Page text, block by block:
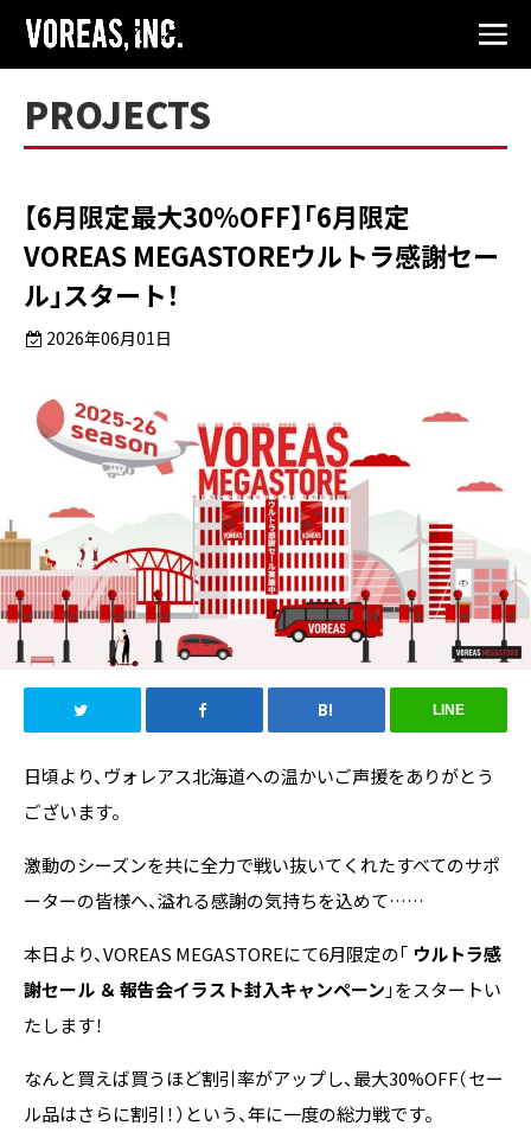
PROJECTS
【6月限定最大30%OFF】「6月限定
VOREAS MEGASTOREウルトラ感謝セー
ル」スタート！
2026年06月01日
LINE
日頃より、ヴォレアス北海道への温かいご声援をありがとう
ございます。
激動のシーズンを共に全力で戦い抜いてくれたすべてのサポ
ーターの皆様へ、溢れる感謝の気持ちを込めて……
本日より、VOREAS MEGASTOREにて6月限定の「 ウルトラ感
謝セール ＆ 報告会イラスト封入キャンペーン 」をスタートい
たします！
なんと買えば買うほど割引率がアップし、最大30%OFF（セー
ル品はさらに割引！）という、年に一度の総力戦です。